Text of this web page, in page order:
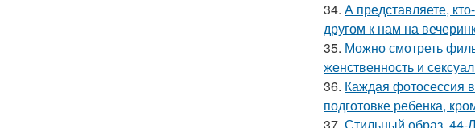
34. А представляете,
другом к нам на
35. Можно смотреть
женственность и
36. Каждая фотосессия
подготовке ребенка,